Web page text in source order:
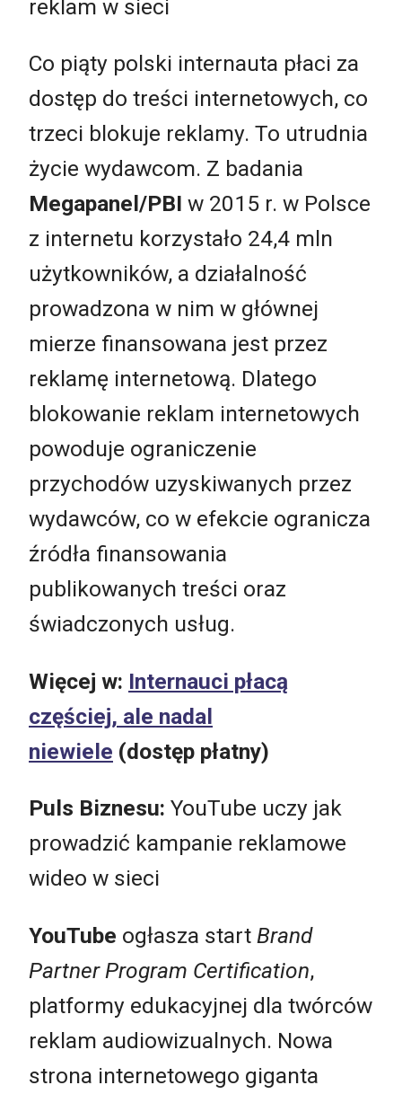
reklam w sieci
Co piąty polski internauta płaci za
dostęp do treści internetowych, co
trzeci blokuje reklamy. To utrudnia
życie wydawcom. Z badania
Megapanel/PBI w 2015 r. w Polsce
z internetu korzystało 24,4 mln
użytkowników, a działalność
prowadzona w nim w głównej
mierze finansowana jest przez
reklamę internetową. Dlatego
blokowanie reklam internetowych
powoduje ograniczenie
przychodów uzyskiwanych przez
wydawców, co w efekcie ogranicza
źródła finansowania
publikowanych treści oraz
świadczonych usług.
Więcej w: Internauci płacą
częściej, ale nadal
niewiele (dostęp płatny)
Puls Biznesu: YouTube uczy jak
prowadzić kampanie reklamowe
wideo w sieci
YouTube ogłasza start Brand
Partner Program Certification,
platformy edukacyjnej dla twórców
reklam audiowizualnych. Nowa
strona internetowego giganta